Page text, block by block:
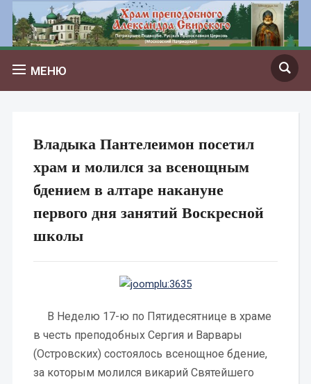
МЕНЮ
Владыка Пантелеимон посетил
храм и молился за всенощным
бдением в алтаре накануне
первого дня занятий Воскресной
школы
В Неделю 17-ю по Пятидесятнице в храме
в честь преподобных Сергия и Варвары
(Островских) состоялось всенощное бдение,
за которым молился викарий Святейшего